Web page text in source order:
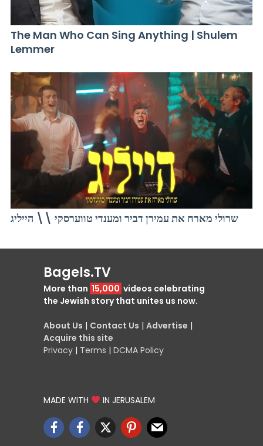
The Man Who Can Sing Anything | Shulem
Lemmer
שרולי מארח את עמירן דביר ומענדי טווערסקי \\ הייליג
Bagels.TV
More than 15,000 videos celebrating
the Jewish story that unites us now.
About Us | Contact Us | Advertise |
Acquire this site
Privacy | Terms | DCMA Policy
MADE WITH IN JERUSALEM